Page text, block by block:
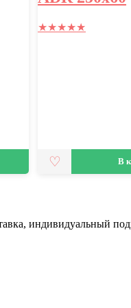
★★★★★
В
индивидуальный